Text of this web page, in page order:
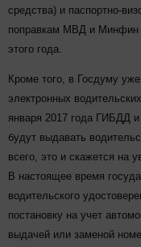
средства) и паспортно-
поправкам МВД и Минфин
этого года.
Кроме того, в Госдуму
электронных
января 2017 года ГИБДД
будут выдавать
всего, это и скажется на
В настоящее время
водительского
постановку на учет
выдачей или заменой